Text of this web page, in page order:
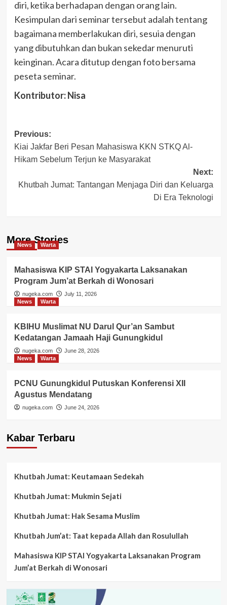
diri, ketika berhadapan dengan orang lain.
Kesimpulan dari seminar tersebut adalah tentang
bagaimana memberlakukan diri, sesuia dengan
yang dibutuhkan dan bukan sekedar menuruti
keinginan. Acara ditutup dengan foto bersama
peseta seminar.
Kontributor: Nisa
Post
navigation
Previous:
Kiai Jakfar Beri Pesan Mahasiswa KKN STKQ Al-
Hikam Sebelum Terjun ke Masyarakat
Next:
Khutbah Jumat: Tantangan Menjaga Diri dan Keluarga
Di Era Teknologi
More Stories
News Warta
Mahasiswa KIP STAI Yogyakarta Laksanakan
Program Jum’at Berkah di Wonosari
nugeka.com
July 11, 2026
News
Warta
KBIHU Muslimat NU Darul Qur’an Sambut
Kedatangan Jamaah Haji Gunungkidul
nugeka.com
June 28, 2026
News
Warta
PCNU Gunungkidul Putuskan Konferensi XII
Agustus Mendatang
nugeka.com June 24, 2026
Kabar Terbaru
Khutbah Jumat: Keutamaan Sedekah
Khutbah Jumat: Mukmin Sejati
Khutbah Jumat: Hak Sesama Muslim
Khutbah Jum’at: Taat kepada Allah dan Rosulullah
Mahasiswa KIP STAI Yogyakarta Laksanakan Program
Jum’at Berkah di Wonosari